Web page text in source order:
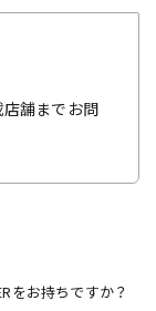
舗までお問
をお持ちですか？